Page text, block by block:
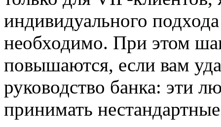
индивидуального
необходимо. При этом
повышаются, если вам
руководство банка: эти
принимать